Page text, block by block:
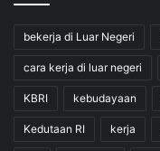
bekerja di Luar Negeri
cara kerja di luar negeri
KBRI kebudayaan
Kedutaan RI kerja